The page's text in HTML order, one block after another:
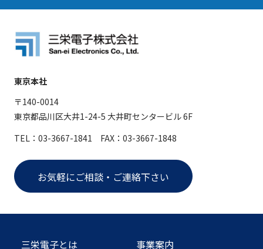
東京本社
〒140-0014
東京都品川区大井1-24-5 大井町センタービル 6F
TEL：03-3667-1841 FAX：03-3667-1848
お気軽にご相談・ご連絡下さい
三栄電子とは
事業案内